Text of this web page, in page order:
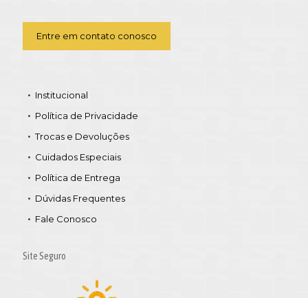
Entre em contato conosco
Institucional
Política de Privacidade
Trocas e Devoluções
Cuidados Especiais
Política de Entrega
Dúvidas Frequentes
Fale Conosco
Site Seguro